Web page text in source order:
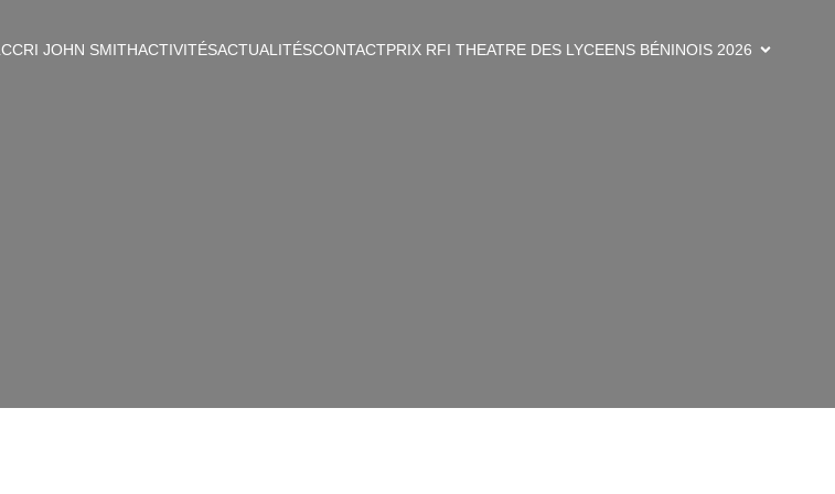
CCRI JOHN SMITHACTIVITÉSACTUALITÉSCONTACTPRIX RFI THEATRE DES LYCEENS BÉNINOIS 2026